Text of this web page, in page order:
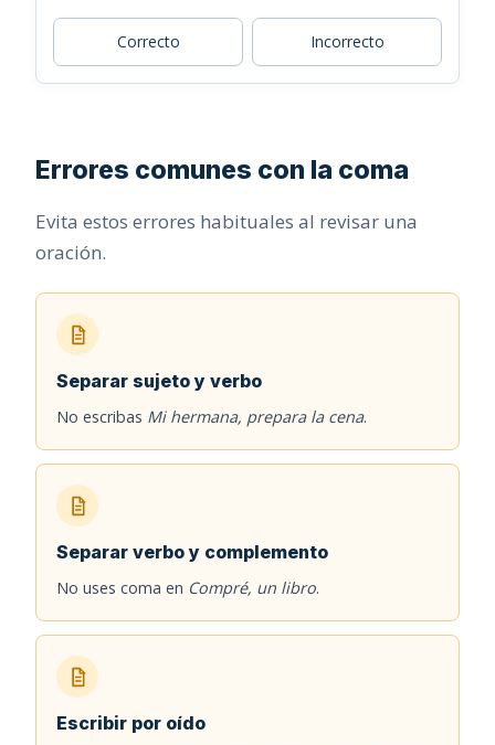
Correcto Incorrecto
Errores comunes con la coma
Evita estos errores habituales al revisar una
oración.
Separar sujeto y verbo
No escribas Mi hermana, prepara la cena.
Separar verbo y complemento
No uses coma en Compré, un libro.
Escribir por oído